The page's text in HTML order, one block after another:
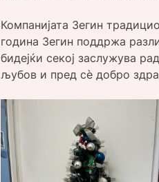
Компанијата Зегин
година Зегин поддржа
бидејќи секој заслужува
љубов и пред сѐ добро